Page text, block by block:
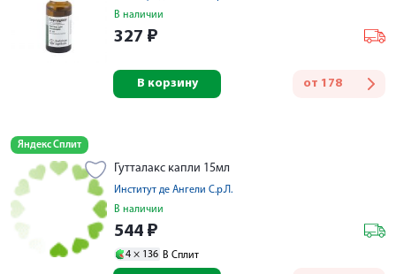
В наличии
327 ₽
от 178
В корзину
Яндекс Сплит
Гутталакс капли 15мл
Институт де Ангели С.р.Л.
В наличии
544 ₽
4 × 136 В Сплит